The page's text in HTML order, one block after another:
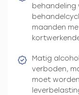
behandeling
maanden
Matig
verboden,
moet